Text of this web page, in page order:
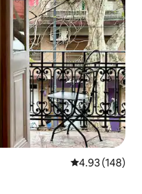
Calificación
4.93 (148)